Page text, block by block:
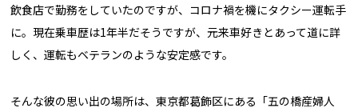
飲食店で勤務をしていたのですが、コロナ禍を機にタクシー運転手
に。現在乗車歴は1年半だそうですが、元来車好きとあって道に詳
しく、運転もベテランのような安定感です。
そんな彼の思い出の場所は、東京都葛飾区にある「五の橋産婦人